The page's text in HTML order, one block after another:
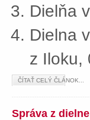
Dielňa
Dielna
z Iloku,
ČÍTAŤ CELÝ ČLÁNOK...
Správa z